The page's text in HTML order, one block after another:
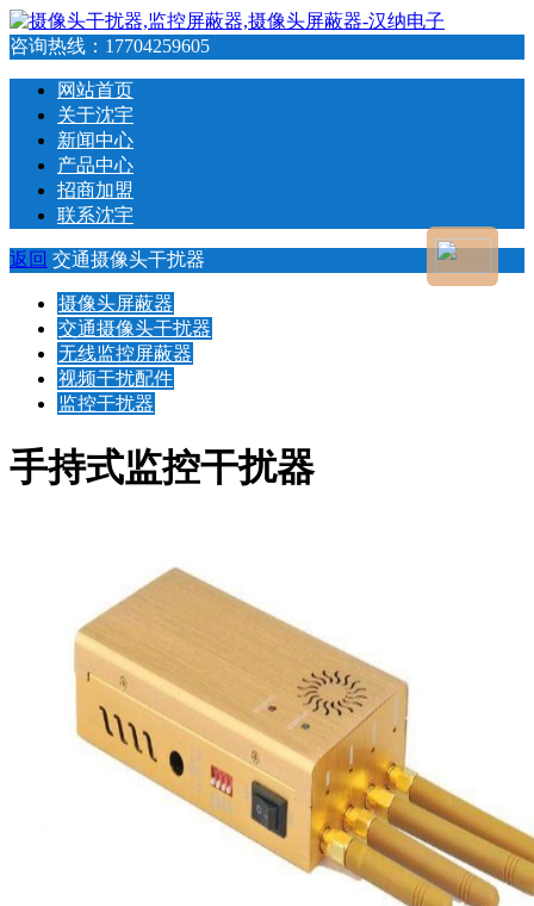
咨询热线： 17704259605
网站首页
关于沈宇
新闻中心
产品中心
招商加盟
联系沈宇
返回 交通摄像头干扰器
摄像头屏蔽器
交通摄像头干扰器
无线监控屏蔽器
视频干扰配件
监控干扰器
手持式监控干扰器